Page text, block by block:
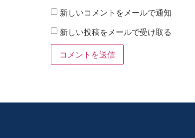
新しいコメントをメールで通知
新しい投稿をメールで受け取る